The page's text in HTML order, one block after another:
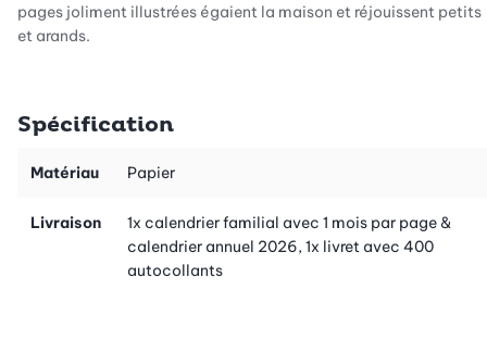
pages joliment illustrées égaient la maison et réjouissent petits
et grands.
Six colonnes sont à disposition, une par membre de la famille.
tout noter à la main. Toute la famille, y compris les enfants,
Pochette pratique
Spécification
Matériau Papier
Livraison
1x calendrier familial avec 1 mois par page &
calendrier annuel 2026, 1x livret avec 400
autocollants